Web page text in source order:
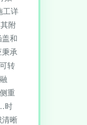
工详
附
和
承
转
重
时
清晰